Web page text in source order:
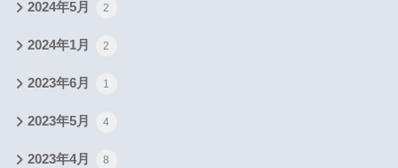
2024年5月 2
2024年1月 2
2023年6月 1
2023年5月 4
2023年4月 8